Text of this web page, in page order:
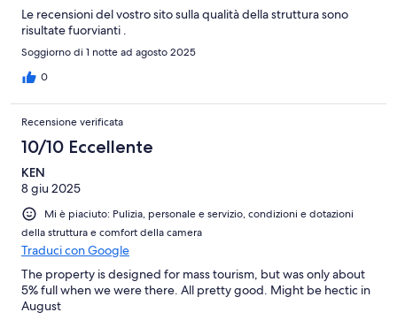
Le recensioni del vostro sito sulla qualità della struttura sono
risultate fuorvianti .
Soggiorno di 1 notte ad agosto 2025
0
Recensione verificata
10/10 Eccellente
KEN
8 giu 2025
Mi è piaciuto: Pulizia, personale e servizio, condizioni e dotazioni
della struttura e comfort della camera
Traduci con Google
The property is designed for mass tourism, but was only about
5% full when we were there. All pretty good. Might be hectic in
August